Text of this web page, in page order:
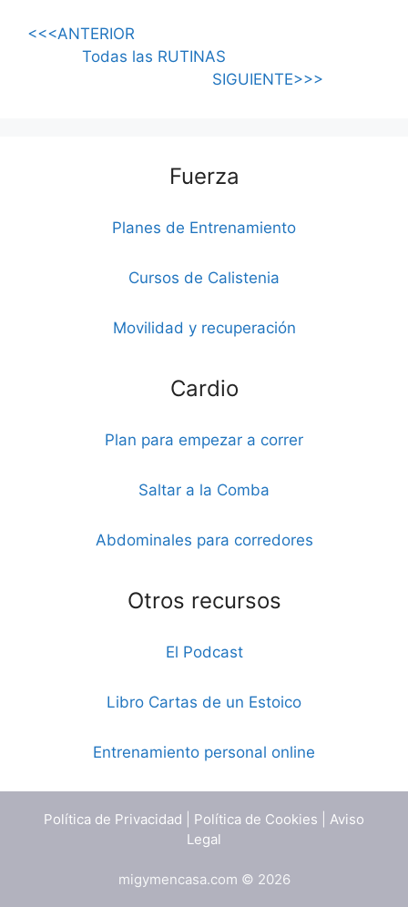
<<<ANTERIOR
Todas las RUTINAS
SIGUIENTE>>>
Fuerza
Planes de Entrenamiento
Cursos de Calistenia
Movilidad y recuperación
Cardio
Plan para empezar a correr
Saltar a la Comba
Abdominales para corredores
Otros recursos
El Podcast
Libro Cartas de un Estoico
Entrenamiento personal online
Política de Privacidad Política de Cookies
Aviso
Legal
migymencasa.com © 2026